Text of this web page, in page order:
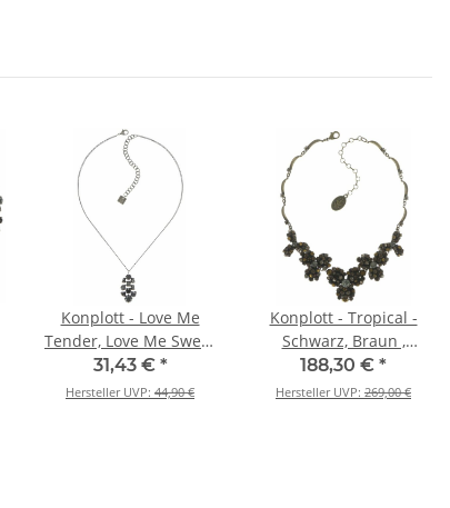
Konplott - Love Me
Tender, Love Me Sweet
- Schwarz , Antiksilber,
Halskette mit Anhänger
31,43 € *
Hersteller UVP: 44,90 €
Konplott - Tropical -
Schwarz, Braun ,
Antikmessing, Halskette
188,30 € *
Hersteller UVP: 269,00 €